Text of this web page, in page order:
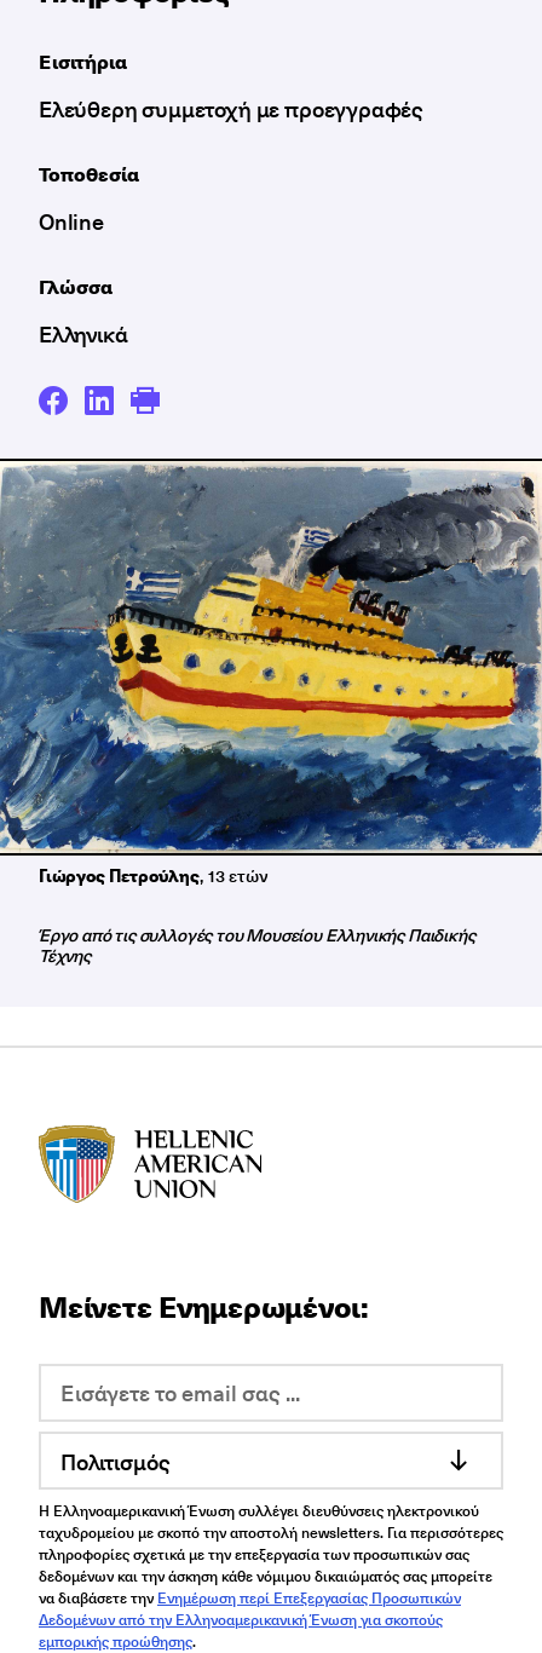
Εισιτήρια
Ελεύθερη συμμετοχή με προεγγραφές
Τοποθεσία
Online
Γλώσσα
Ελληνικά
Γιώργος Πετρούλης, 13 ετών
Έργο από τις συλλογές του Μουσείου Ελληνικής Παιδικής
Τέχνης
Μείνετε Ενημερωμένοι:
Πολιτισμός
Η Ελληνοαμερικανική Ένωση συλλέγει διευθύνσεις ηλεκτρονικού
ταχυδρομείου με σκοπό την αποστολή newsletters. Για περισσότερες
πληροφορίες σχετικά με την επεξεργασία των προσωπικών σας
δεδομένων και την άσκηση κάθε νόμιμου δικαιώματός σας μπορείτε
να διαβάσετε την Ενημέρωση περί Επεξεργασίας Προσωπικών
Δεδομένων από την Ελληνοαμερικανική Ένωση για σκοπούς
εμπορικής προώθησης.